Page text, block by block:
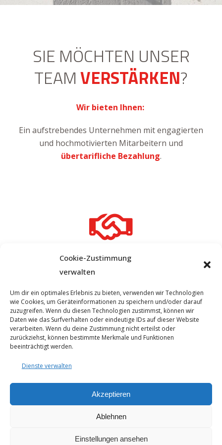
Cookie-Zustimmung
verwalten
Um dir ein optimales Erlebnis zu bieten, verwenden wir Technologien
wie Cookies, um Geräteinformationen zu speichern und/oder darauf
zuzugreifen. Wenn du diesen Technologien zustimmst, können wir
Daten wie das Surfverhalten oder eindeutige IDs auf dieser Website
verarbeiten. Wenn du deine Zustimmung nicht erteilst oder
zurückziehst, können bestimmte Merkmale und Funktionen
beeinträchtigt werden.
Dienste verwalten
Akzeptieren
Ablehnen
Einstellungen ansehen
SIE MÖCHTEN UNSER
TEAMVERSTÄRKEN?
Wir bieten Ihnen:
Ein aufstrebendes Unternehmen mit engagierten
und hochmotivierten Mitarbeitern und
übertarifliche Bezahlung.
Garten Landschaftsbauer
Maler
Putzer
durchART.BEKO